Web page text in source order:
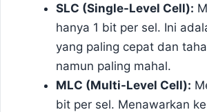
SLC (Single-Level Cell):
hanya 1 bit per sel. Ini
yang paling cepat dan
namun paling mahal.
MLC (Multi-Level Cell):
bit per sel. Menawarkan